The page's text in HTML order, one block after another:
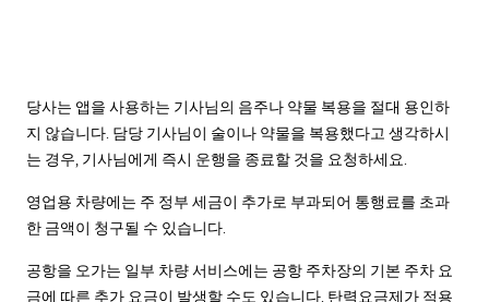
당사는 앱을 사용하는 기사님의 음주나 약물 복용을 절대 용인하
지 않습니다. 담당 기사님이 술이나 약물을 복용했다고 생각하시
는 경우, 기사님에게 즉시 운행을 종료할 것을 요청하세요.
영업용 차량에는 주 정부 세금이 추가로 부과되어 통행료를 초과
한 금액이 청구될 수 있습니다.
공항을 오가는 일부 차량 서비스에는 공항 주차장의 기본 주차 요
금에 따른 추가 요금이 발생할 수도 있습니다. 탄력요금제가 적용